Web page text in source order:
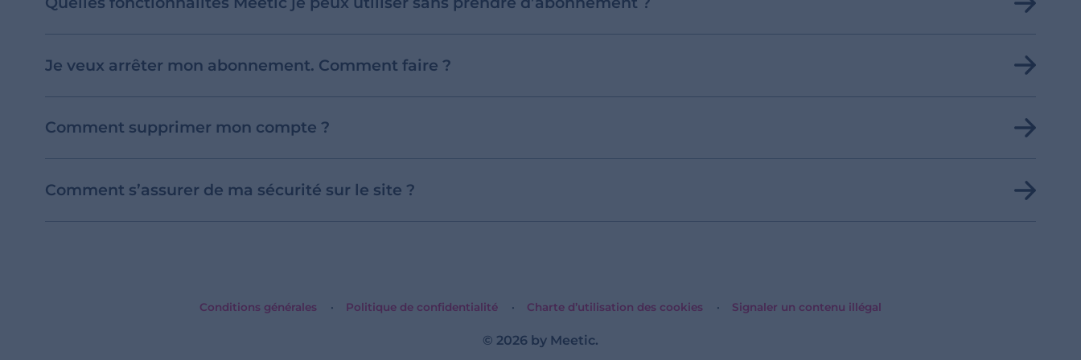
Je veux arrêter mon abonnement. Comment faire ?
Comment supprimer mon compte ?
Comment s’assurer de ma sécurité sur le site ?
Conditions générales Politique de confidentialité Charte d’utilisation des cookies Signaler un contenu illégal
© 2026 by Meetic.